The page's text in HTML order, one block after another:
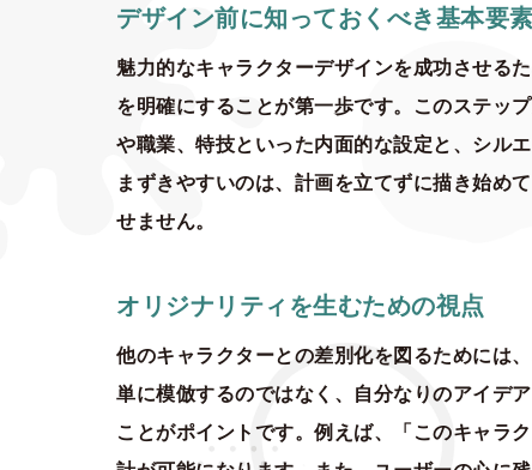
デザイン前に知っておくべき基本要素
魅力的なキャラクターデザインを成功させる
を明確にすることが第一歩です。このステッ
や職業、特技といった内面的な設定と、シル
まずきやすいのは、計画を立てずに描き始め
せません。
オリジナリティを生むための視点
他のキャラクターとの差別化を図るためには
単に模倣するのではなく、自分なりのアイデ
ことがポイントです。例えば、「このキャラ